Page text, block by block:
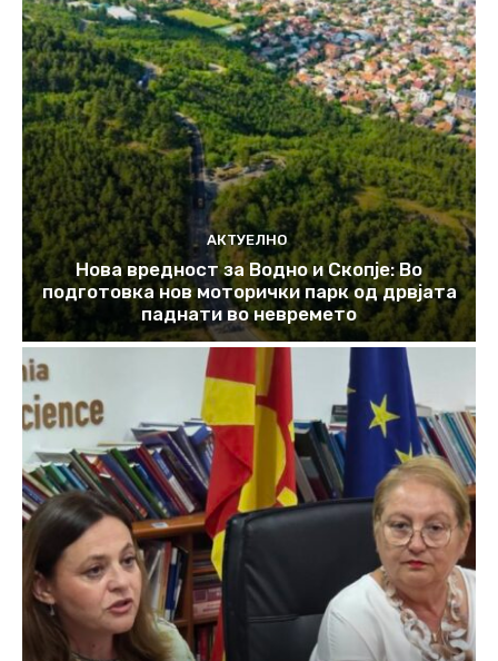
АКТУЕЛНО
Нова вредност за Водно и Скопје: Во
подготовка нов моторички парк од дрвјата
паднати во невремето